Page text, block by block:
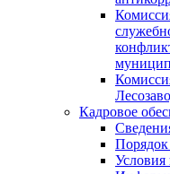
Кадровое
Порядок
Условия